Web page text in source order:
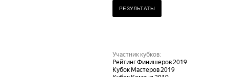
РЕЗУЛЬТАТЫ
Участник кубков:
Рейтинг Финишеров 2019
Кубок Mастеров 2019